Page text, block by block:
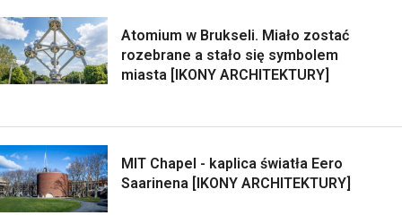
Atomium w Brukseli. Miało zostać
rozebrane a stało się symbolem
miasta [IKONY ARCHITEKTURY]
MIT Chapel - kaplica światła Eero
Saarinena [IKONY ARCHITEKTURY]